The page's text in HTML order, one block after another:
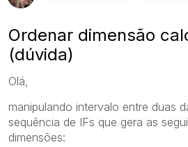
Ordenar dimensão
(dúvida)
Olá,
manipulando intervalo entre duas
sequência de IFs que gera as
dimensões: